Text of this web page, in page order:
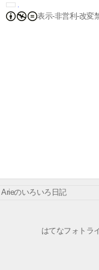
表示-非営利-改変
Arieのいろいろ日記
はてなフォトラ